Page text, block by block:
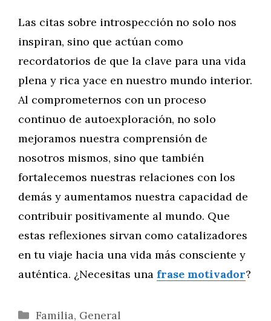
Las citas sobre introspección no solo nos
inspiran, sino que actúan como
recordatorios de que la clave para una vida
plena y rica yace en nuestro mundo interior.
Al comprometernos con un proceso
continuo de autoexploración, no solo
mejoramos nuestra comprensión de
nosotros mismos, sino que también
fortalecemos nuestras relaciones con los
demás y aumentamos nuestra capacidad de
contribuir positivamente al mundo. Que
estas reflexiones sirvan como catalizadores
en tu viaje hacia una vida más consciente y
auténtica. ¿Necesitas una frase motivador?
Categorías
Familia, General